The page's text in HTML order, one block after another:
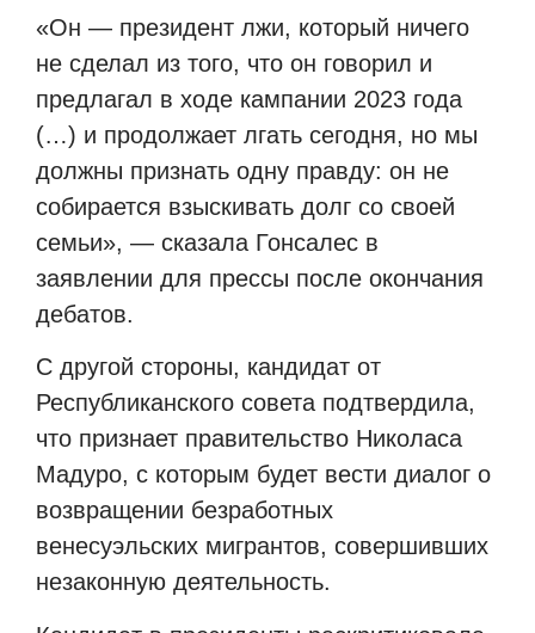
«Он — президент лжи, который ничего
не сделал из того, что он говорил и
предлагал в ходе кампании 2023 года
(…) и продолжает лгать сегодня, но мы
должны признать одну правду: он не
собирается взыскивать долг со своей
семьи», — сказала Гонсалес в
заявлении для прессы после окончания
дебатов.
С другой стороны, кандидат от
Республиканского совета подтвердила,
что признает правительство Николаса
Мадуро, с которым будет вести диалог о
возвращении безработных
венесуэльских мигрантов, совершивших
незаконную деятельность.